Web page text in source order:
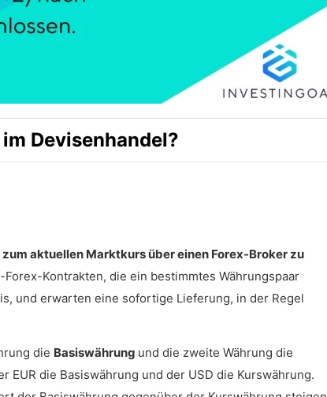
Devisenhandel?
aktuellen Marktkurs über einen Forex-Broker zu
Kontrakten, die ein bestimmtes Währungspaar
und erwarten eine sofortige Lieferung, in der Regel
die Basiswährung und die zweite Währung die
EUR die Basiswährung und der USD die Kurswährung.